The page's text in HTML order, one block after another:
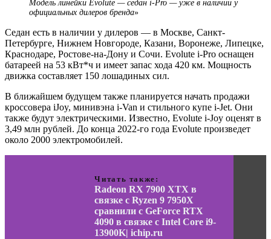
Модель линейки Evolute — седан i-Pro — уже в наличии у
официальных дилеров бренда»
Седан есть в наличии у дилеров — в Москве, Санкт-
Петербурге, Нижнем Новгороде, Казани, Воронеже, Липецке,
Краснодаре, Ростове-на-Дону и Сочи. Evolute i-Pro оснащен
батареей на 53 кВт*ч и имеет запас хода 420 км. Мощность
движка составляет 150 лошадиных сил.
В ближайшем будущем также планируется начать продажи
кроссовера iJoy, минивэна i-Van и стильного купе i-Jet. Они
также будут электрическими. Известно, Evolute i-Joy оценят в
3,49 млн рублей. До конца 2022-го года Evolute произведет
около 2000 электромобилей.
Читать также:
Radeon RX 7900 XTX в
связке с Ryzen 9 7950X
сравнили с GeForce RTX
4090 в связке с Intel Core i9-
13900K| ichip.ru